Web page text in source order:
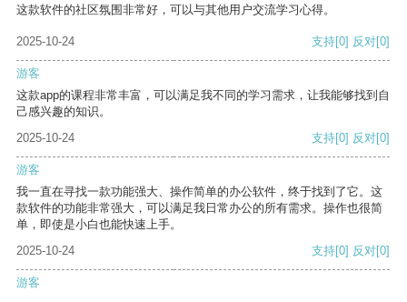
这款软件的社区氛围非常好，可以与其他用户交流学习心得。
2025-10-24 支持[0] 反对[0]
游客
这款app的课程非常丰富，可以满足我不同的学习需求，让我能够找到自
己感兴趣的知识。
2025-10-24
支持[0] 反对[0]
游客
我一直在寻找一款功能强大、操作简单的办公软件，终于找到了它。这
款软件的功能非常强大，可以满足我日常办公的所有需求。操作也很简
单，即使是小白也能快速上手。
2025-10-24
支持[0] 反对[0]
游客